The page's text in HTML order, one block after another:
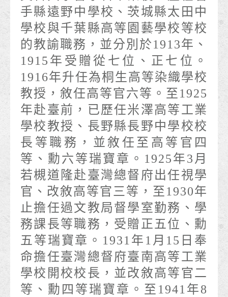
手縣遠野中學校、茨城縣太田中
學校與千葉縣高等園藝學校等校
的教諭職務，並分別於1913年、
1915年受贈從七位、正七位。
1916年升任為桐生高等染織學校
教授，敘任高等官六等。至1925
年赴臺前，已歷任米澤高等工業
學校教授、長野縣長野中學校校
長等職務，並敘任至高等官四
等、勳六等瑞寶章。1925年3月
若槻道隆赴臺灣總督府出任視學
官、改敘高等官三等，至1930年
止擔任過文教局督學室勤務、學
務課長等職務，受贈正五位、勳
五等瑞寶章。1931年1月15日奉
命擔任臺灣總督府臺南高等工業
學校開校校長，並改敘高等官二
等、勳四等瑞寶章。至1941年8